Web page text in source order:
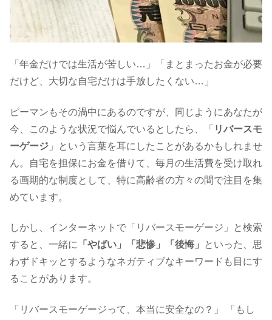
「年金だけでは生活が苦しい…」「まとまったお金が必要
だけど、大切な自宅だけは手放したくない…」
ピーマンもその渦中にあるのですが、同じようにあなたが
今、このような状況で悩んでいるとしたら、「 リバースモ
ーゲージ 」という言葉を耳にしたことがあるかもしれませ
ん。自宅を担保にお金を借りて、毎月の生活費を受け取れ
る画期的な制度として、特に高齢者の方々の間で注目を集
めています。
しかし、インターネットで「リバースモーゲージ」と検索
すると、一緒に
「やばい」「悲惨」「後悔」
といった、思
わずドキッとするようなネガティブなキーワードも目にす
ることがあります。
「リバースモーゲージって、本当に安全なの？」 「もし